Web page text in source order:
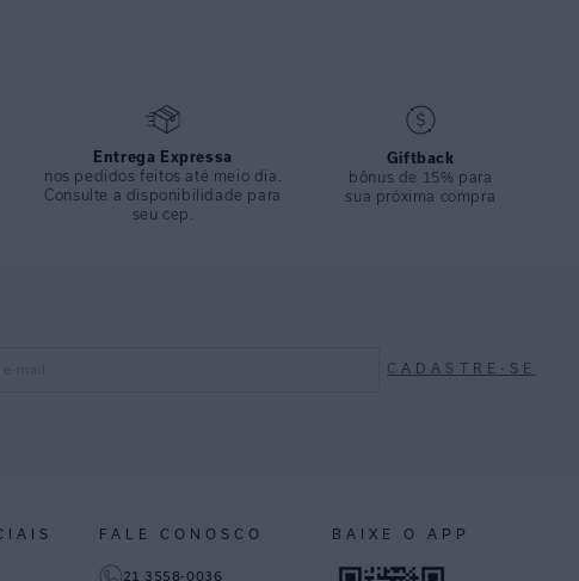
Entrega Expressa
nos pedidos feitos até meio dia.
Consulte a disponibilidade para
seu cep.
Giftback
bônus de 15% para
sua próxima compra
CADASTRE-SE
FALE CONOSCO
21 3558-0036
BAIXE O APP